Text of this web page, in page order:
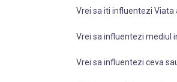
Vrei sa iti influentezi Viata
Vrei sa influentezi mediul
Vrei sa influentezi ceva